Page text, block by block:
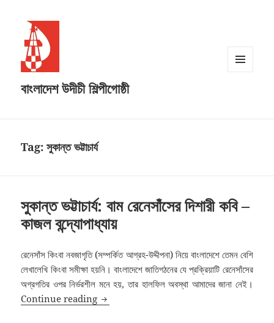
বাংলাদেশ উদীচী শিল্পীগোষ্ঠী
Tag:সুকান্ত ভট্টাচার্য
সুকান্ত ভট্টাচার্য: বাম রেনেসাঁসের দিশারী কবি –
কাজল বন্দ্যোপাধ্যায়
রেনেসাঁস কিংবা নবজাগৃতি (সম্পর্কিত আগ্রহ-উদ্দীপনা) নিয়ে বাংলাদেশে তেমন বেশি
লেখালেখি কিংবা সমীক্ষা হয়নি। বাংলাদেশে জাতিগঠনের যে প্রক্রিয়াটি রেনেসাঁসের
অগ্রগতির ওপর নির্ভরশীল মনে হয়, তার হালফিল অবস্থা আমাদের জানা নেই।
Continue reading সুকান্ত ভট্টাচার্য: বাম রেনেসাঁসের দিশারী কবি – কাজল